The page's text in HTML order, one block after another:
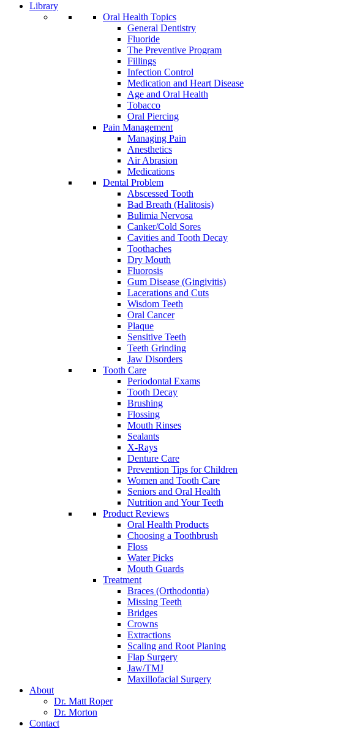
Library
Oral Health Topics
General Dentistry
Fluoride
The Preventive Program
Fillings
Infection Control
Medication and Heart Disease
Age and Oral Health
Tobacco
Oral Piercing
Pain Management
Managing Pain
Anesthetics
Air Abrasion
Medications
Dental Problem
Abscessed Tooth
Bad Breath (Halitosis)
Bulimia Nervosa
Canker/Cold Sores
Cavities and Tooth Decay
Toothaches
Dry Mouth
Fluorosis
Gum Disease (Gingivitis)
Lacerations and Cuts
Wisdom Teeth
Oral Cancer
Plaque
Sensitive Teeth
Teeth Grinding
Jaw Disorders
Tooth Care
Periodontal Exams
Tooth Decay
Brushing
Flossing
Mouth Rinses
Sealants
X-Rays
Denture Care
Prevention Tips for Children
Women and Tooth Care
Seniors and Oral Health
Nutrition and Your Teeth
Product Reviews
Oral Health Products
Choosing a Toothbrush
Floss
Water Picks
Mouth Guards
Treatment
Braces (Orthodontia)
Missing Teeth
Bridges
Crowns
Extractions
Scaling and Root Planing
Flap Surgery
Jaw/TMJ
Maxillofacial Surgery
About
Dr. Matt Roper
Dr. Morton
Contact